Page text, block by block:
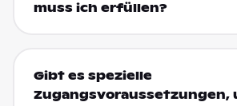
muss ich erfüllen?
Gibt es spezielle
Zugangsvoraussetzungen,